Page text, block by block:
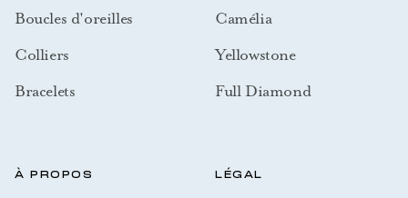
Boucles d'oreilles
Colliers
Bracelets
Camélia
Yellowstone
Full Diamond
À PROPOS LÉGAL